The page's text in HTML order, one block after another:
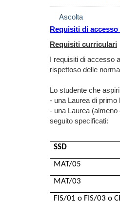
Ascolta
Requisiti di
Requisiti curriculari
I requisiti di accesso
rispettoso delle
Lo studente che
- una Laurea di
- una Laurea
seguito specificati:
SSD
MAT/05
MAT/03
FIS/01 o FIS/03 o